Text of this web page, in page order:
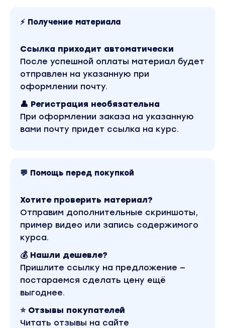
⚡ Получение материала
Ссылка приходит автоматически
После успешной оплаты материал будет
отправлен на указанную при
оформлении почту.
👤 Регистрация необязательна
При оформлении заказа на указанную
вами почту придет ссылка на курс.
💬 Помощь перед покупкой
Хотите проверить материал?
Отправим дополнительные скриншоты,
пример видео или запись содержимого
курса.
💰 Нашли дешевле?
Пришлите ссылку на предложение —
постараемся сделать цену ещё
выгоднее.
⭐ Отзывы покупателей
Читать отзывы на сайте